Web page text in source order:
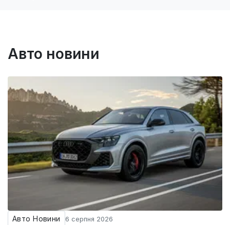
Авто новини
Авто Новини 6 серпня 2026